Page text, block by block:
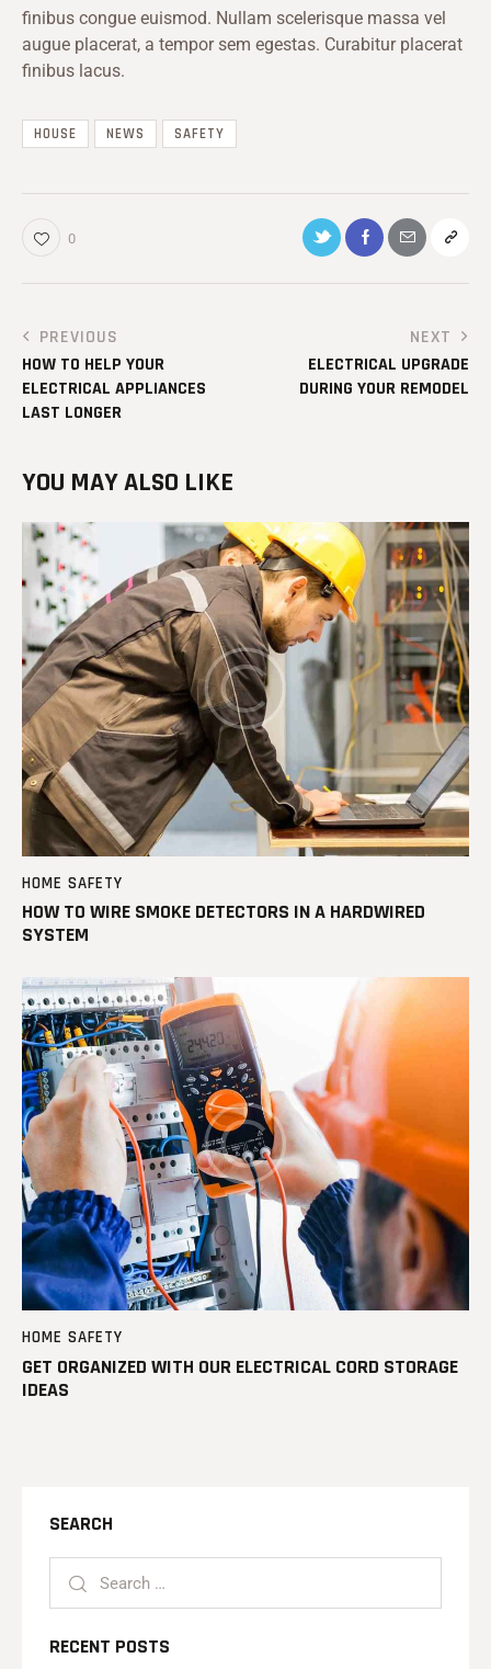
finibus congue euismod. Nullam scelerisque massa vel
augue placerat, a tempor sem egestas. Curabitur placerat
finibus lacus.
HOUSE NEWS SAFETY
0
PREVIOUS
HOW TO HELP YOUR
ELECTRICAL APPLIANCES
LAST LONGER
NEXT
ELECTRICAL UPGRADE
DURING YOUR REMODEL
YOU MAY ALSO LIKE
HOME SAFETY
HOW TO WIRE SMOKE DETECTORS IN A HARDWIRED
SYSTEM
HOME SAFETY
GET ORGANIZED WITH OUR ELECTRICAL CORD STORAGE
IDEAS
SEARCH
RECENT POSTS